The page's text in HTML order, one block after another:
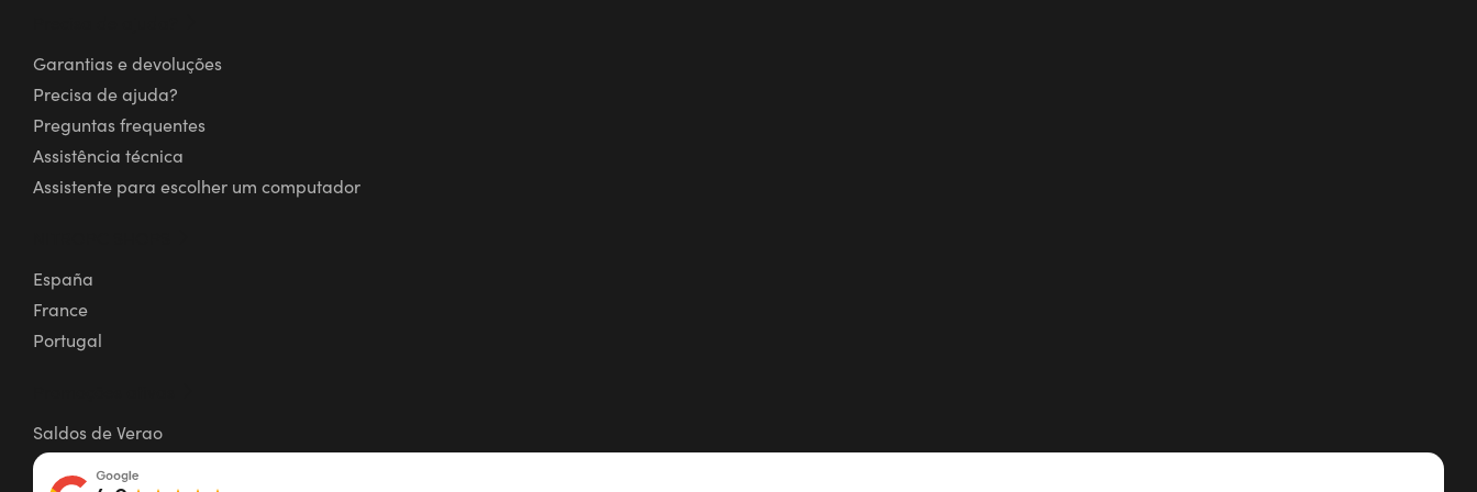
Garantias e devoluções
Precisa de ajuda?
Preguntas frequentes
Assistência técnica
Assistente para escolher um computador
España
France
Portugal
Saldos de Verao